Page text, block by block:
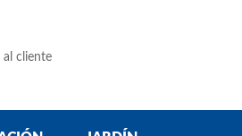
cliente